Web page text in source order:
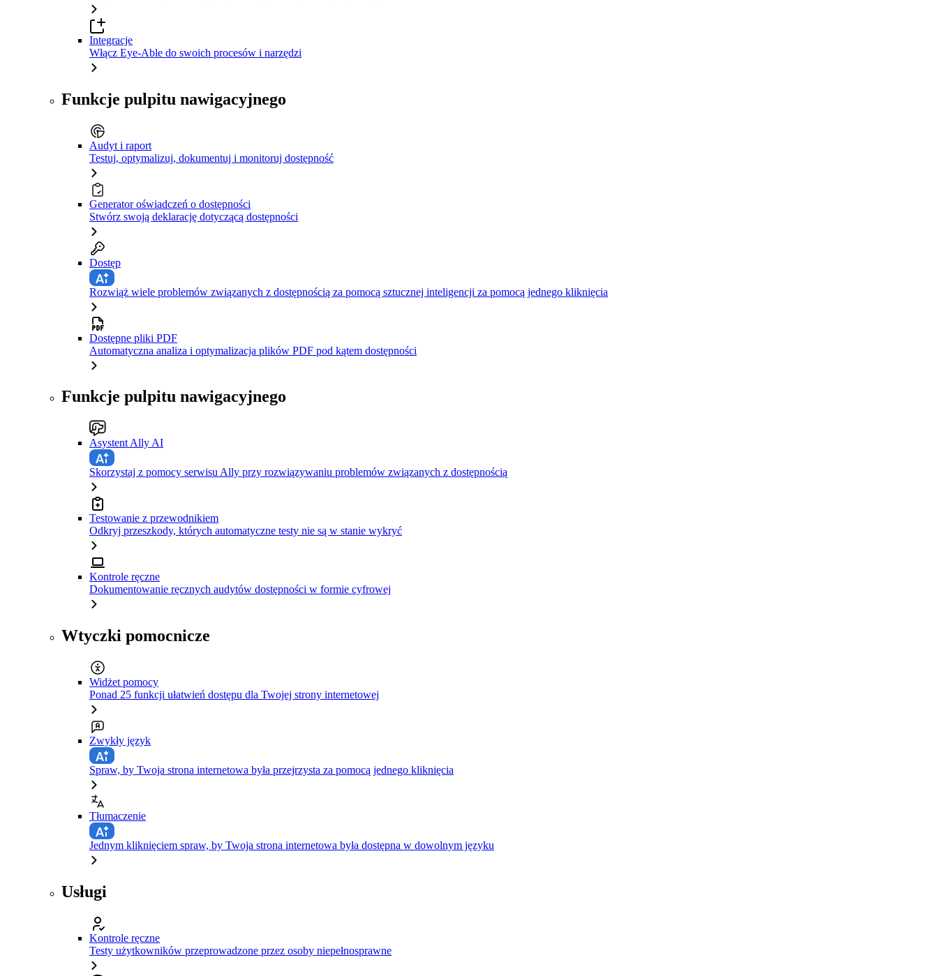
Integracje
Włącz Eye-Able do swoich procesów i narzędzi
Funkcje pulpitu nawigacyjnego
Audyt i raport
Testuj, optymalizuj, dokumentuj i monitoruj dostępność
Generator oświadczeń o dostępności
Stwórz swoją deklarację dotyczącą dostępności
Dostęp
Rozwiąż wiele problemów związanych z dostępnością za pomocą sztucznej inteligencji za pomocą jednego kliknięcia
Dostępne pliki PDF
Automatyczna analiza i optymalizacja plików PDF pod kątem dostępności
Funkcje pulpitu nawigacyjnego
Asystent Ally AI
Skorzystaj z pomocy serwisu Ally przy rozwiązywaniu problemów związanych z dostępnością
Testowanie z przewodnikiem
Odkryj przeszkody, których automatyczne testy nie są w stanie wykryć
Kontrole ręczne
Dokumentowanie ręcznych audytów dostępności w formie cyfrowej
Wtyczki pomocnicze
Widżet pomocy
Ponad 25 funkcji ułatwień dostępu dla Twojej strony internetowej
Zwykły język
Spraw, by Twoja strona internetowa była przejrzysta za pomocą jednego kliknięcia
Tłumaczenie
Jednym kliknięciem spraw, by Twoja strona internetowa była dostępna w dowolnym języku
Usługi
Kontrole ręczne
Testy użytkowników przeprowadzone przez osoby niepełnosprawne